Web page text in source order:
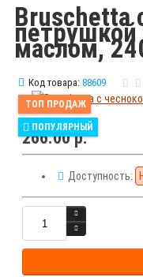
Bruschetta
маслом,
Код товара: 88609
ТОП ПРОДАЖ
ПОПУЛЯРНЫЙ
266.00 р.
Доступность: